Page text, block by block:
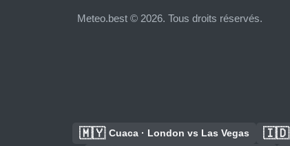
Meteo.best © 2026. Tous droits réservés.
🇲🇾 Cuaca · London vs Las Vegas 🇮🇩